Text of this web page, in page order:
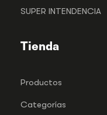
SUPER INTENDENCIA
Tienda
Productos
Categorías